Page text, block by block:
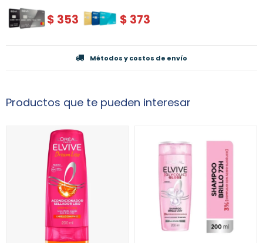
$ 353 $ 373
Métodos y costos de envío
Productos que te pueden interesar